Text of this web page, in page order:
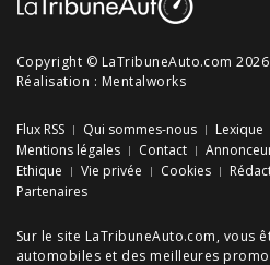
Copyright © LaTribuneAuto.com 2026
Réalisation : Mentalworks
Flux RSS Qui sommes-nous Lexique
Mentions légales
Contact
Ethique
Vie privée Cookies
Partenaires
Sur le site LaTribuneAuto.com, vous
automobiles et des meilleures